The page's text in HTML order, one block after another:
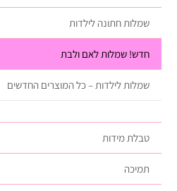
שמלות חתונה לילדות
חדש! שמלות לאם ולבת
שמלות לילדות – כל המוצרים החדשים
טבלת מידות
תמיכה